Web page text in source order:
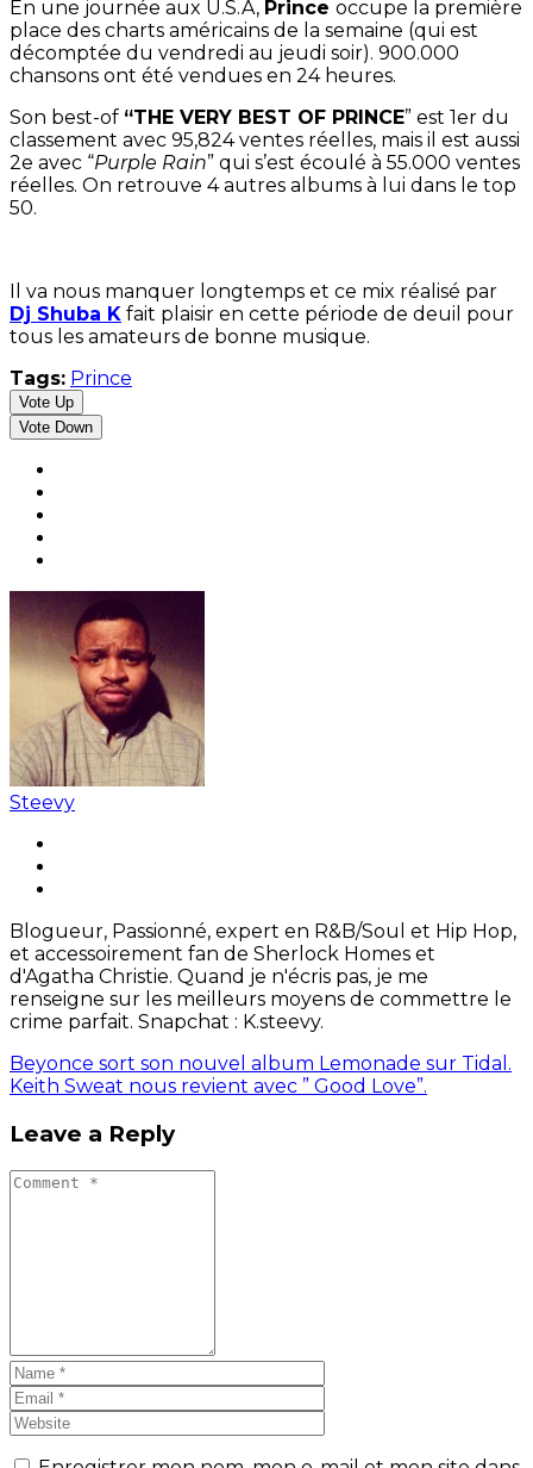
En une journée aux U.S.A, Prince occupe la première
place des charts américains de la semaine (qui est
décomptée du vendredi au jeudi soir). 900.000
chansons ont été vendues en 24 heures.
Son best-of “THE VERY BEST OF PRINCE” est 1er du
classement avec 95,824 ventes réelles, mais il est aussi
2e avec “Purple Rain” qui s’est écoulé à 55.000 ventes
réelles. On retrouve 4 autres albums à lui dans le top
50.
Il va nous manquer longtemps et ce mix réalisé par
Dj Shuba K fait plaisir en cette période de deuil pour
tous les amateurs de bonne musique.
Tags: Prince
Vote Up
Vote Down
Steevy
Blogueur, Passionné, expert en R&B/Soul et Hip Hop,
et accessoirement fan de Sherlock Homes et
d'Agatha Christie. Quand je n'écris pas, je me
renseigne sur les meilleurs moyens de commettre le
crime parfait. Snapchat : K.steevy.
Beyonce sort son nouvel album Lemonade sur Tidal.
Keith Sweat nous revient avec ” Good Love”.
Leave a Reply